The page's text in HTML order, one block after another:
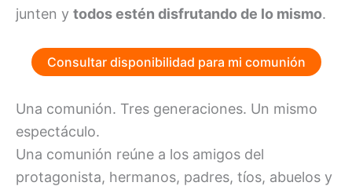
junten y todos estén disfrutando de lo mismo.
Consultar disponibilidad para mi comunión
Una comunión. Tres generaciones. Un mismo
espectáculo.
Una comunión reúne a los amigos del
protagonista, hermanos, padres, tíos, abuelos y